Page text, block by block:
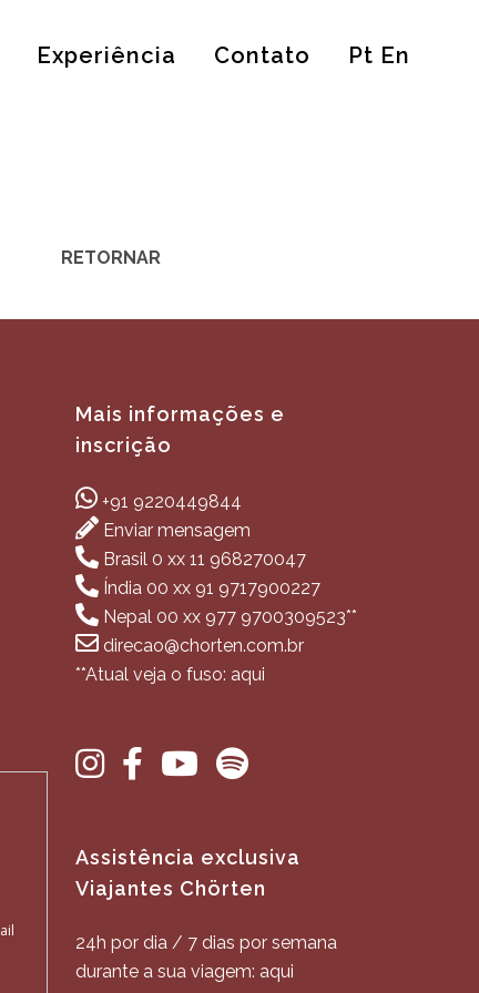
Experiência Contato Pt En
RETORNAR
Mais informações e
inscrição
+91 9220449844
Enviar mensagem
Brasil 0 xx 11 968270047
Índia 00 xx 91 9717900227
Nepal 00 xx 977 9700309523**
direcao@chorten.com.br
**Atual veja o fuso: aqui
Assistência exclusiva
Viajantes Chörten
24h por dia / 7 dias por semana
durante a sua viagem: aqui